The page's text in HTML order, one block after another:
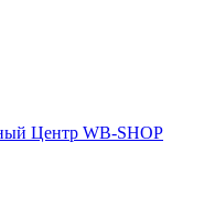
Центр WB-SHOP